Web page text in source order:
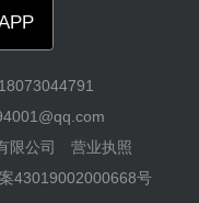
限公司
营业执照
43019002000668号